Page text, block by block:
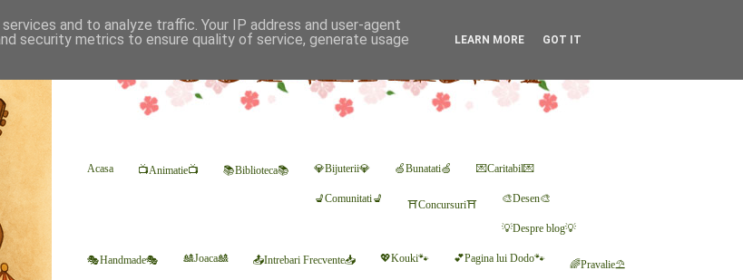
Acasa 📺Animatie📺 📚Biblioteca📚 💎Bijuterii💎 🍏Bunatati🍏 💌Caritabil💌
💺Comunitati💺 ⛩Concursuri⛩ 🎨Desen🎨
💡Despre blog💡
🎭Handmade🎭 🎎Joaca🎎 📤Intrebari Frecvente📥 💖Kouki🐾 💕Pagina lui Dodo🐾 🌈Pravalie⛱
and to analyze traffic. Your IP address and user-agent
security metrics to ensure quality of service, generate usage
LEARN MORE GOT IT